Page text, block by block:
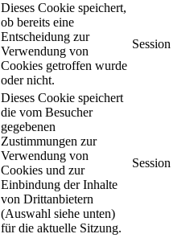
Dieses Cookie speichert,
ob bereits eine
Entscheidung zur
Verwendung von
Cookies getroffen wurde
oder nicht.
Session
Dieses Cookie speichert
die vom Besucher
gegebenen
Zustimmungen zur
Verwendung von
Cookies und zur
Einbindung der Inhalte
von Drittanbietern
(Auswahl siehe unten)
für die aktuelle Sitzung.
Session